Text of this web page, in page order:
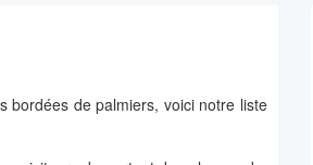
bordées de palmiers, voici notre liste